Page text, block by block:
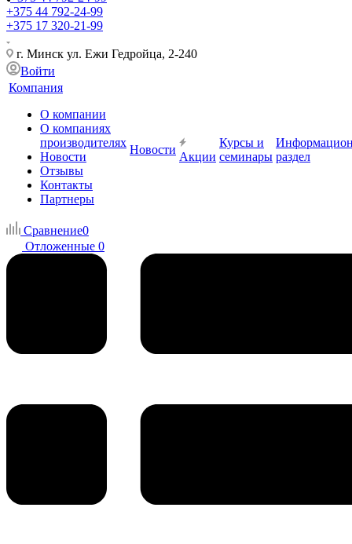
+375 44 792-24-99
+375 17 320-21-99
г. Минск ул. Ежи Гедройца, 2-240
Войти
Компания
О компании
О компаниях
производителях
Новости
Отзывы
Контакты
Партнеры
Новости
Акции
Курсы и
семинары раздел
Сравнение0
Отложенные 0